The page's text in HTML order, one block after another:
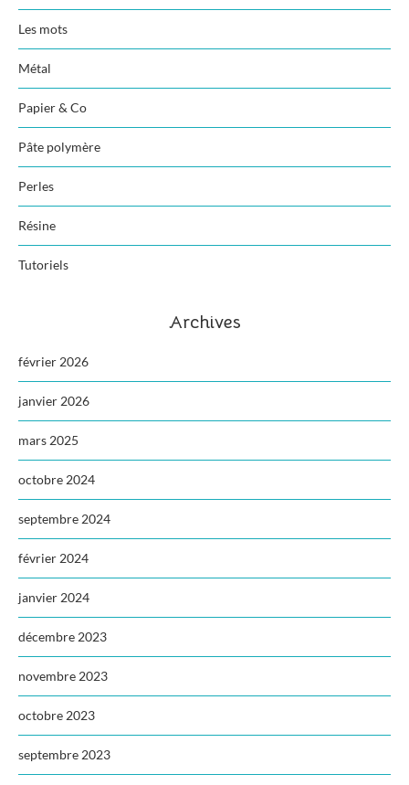
Les mots
Métal
Papier & Co
Pâte polymère
Perles
Résine
Tutoriels
Archives
février 2026
janvier 2026
mars 2025
octobre 2024
septembre 2024
février 2024
janvier 2024
décembre 2023
novembre 2023
octobre 2023
septembre 2023